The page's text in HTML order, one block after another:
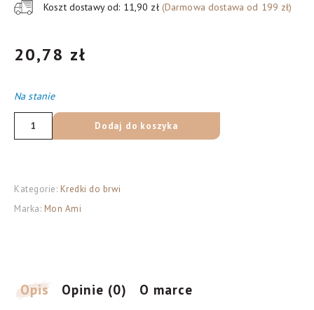
Koszt dostawy od: 11,90 zł (Darmowa dostawa od 199 zł)
20,78 zł
Na stanie
ilość
MON
do
brwi
Dodaj do koszyka
Kategorie: Kredki do brwi
Marka: Mon Ami
Opis Opinie (0) O marce